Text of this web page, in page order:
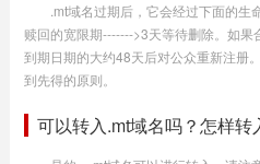
.mt域名过期后，它会经过下面的
赎回的宽限期------->3天等待删除。如
到期日期的大约48天后对公众重新注册
到先得的原则。
可以转入.mt域名吗？怎样转